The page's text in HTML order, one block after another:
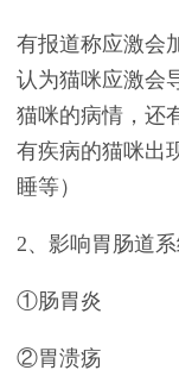
有报道称应激会
认为猫咪应激会
猫咪的病情，还
有疾病的猫咪出
睡等）
2、影响胃肠道
①肠胃炎
②胃溃疡